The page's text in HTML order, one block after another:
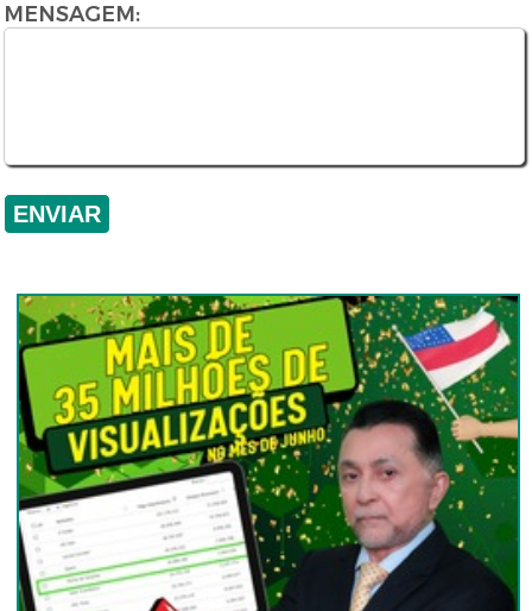
MENSAGEM: